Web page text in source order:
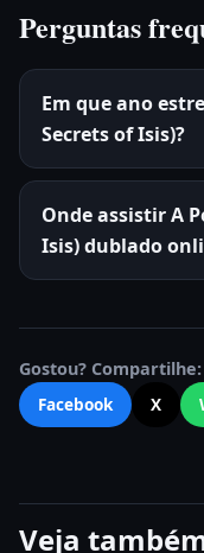
Perguntas
Em que ano
Secrets of Isis)?
Onde assistir A
Isis) dublado
Gostou? Compartilhe:
Facebook
X
Veja